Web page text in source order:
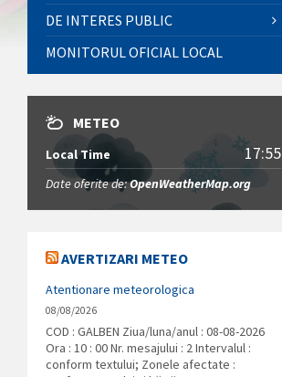
DE INTERES PUBLIC
MONITORUL OFICIAL LOCAL
METEO
Local Time 17:55
Date oferite de:OpenWeatherMap.org
AVERTIZARI METEO
Atentionare meteorologica
08/08/2026
COD : GALBEN Ziua/luna/anul : 08-08-2026
Ora : 10 : 00 Nr. mesajului : 2 Intervalul :
conform textului; Zonele afectate :